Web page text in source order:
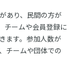
あり、民間の方が
チームや会員登録に
ます。参加人数が
チームや団体での